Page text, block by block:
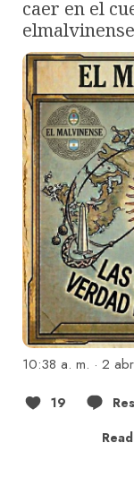
10:38 a. m. · 2
19